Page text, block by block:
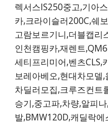
렉서스IS250중고,기아
카,크라이슬러200C,쉐
고람보르기니,더블캡리
인천캠핑카,재렌트
세티프리미어,벤츠CLS,
보레아베오,현대차모델
차딜러모집,크루즈컨트
승기,중고파,차량,알피
발,BMW120D,캐딜락